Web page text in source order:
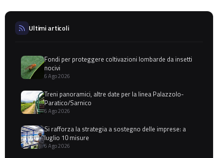
Ultimi articoli
Fondi per proteggere coltivazioni lombarde da insetti
nocivi
6 Ago 2026
Treni panoramici, altre date per la linea Palazzolo-
Paratico/Sarnico
6 Ago 2026
Si rafforza la strategia a sostegno delle imprese: a
luglio 10 misure
6 Ago 2026